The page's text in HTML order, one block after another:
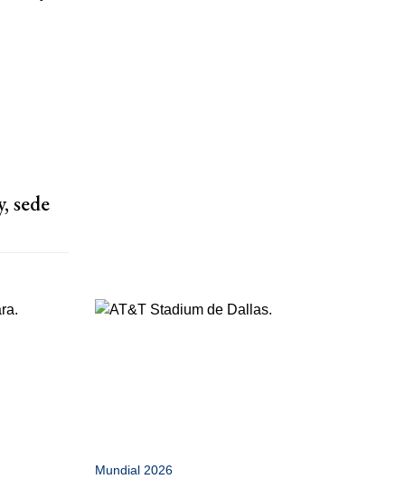
sede
Mundial 2026